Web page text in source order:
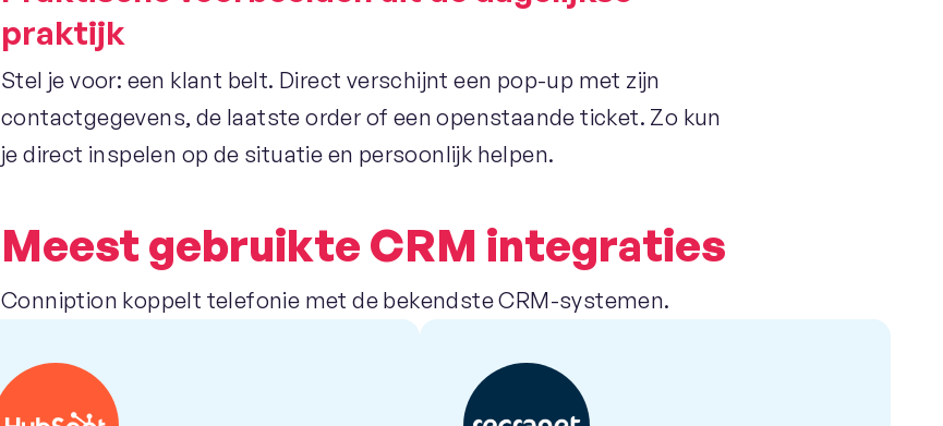
praktijk
Stel je voor: een klant belt. Direct verschijnt een pop-up met zijn
contactgegevens, de laatste order of een openstaande ticket. Zo kun
je direct inspelen op de situatie en persoonlijk helpen.
Meest gebruikte CRM integraties
Conniption koppelt telefonie met de bekendste CRM-systemen.